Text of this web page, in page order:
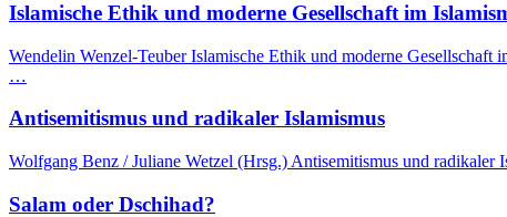
Islamische Ethik und moderne Gesellschaft im
Wendelin Wenzel-Teuber Islamische Ethik und moderne
…
Antisemitismus und radikaler Islamismus
Wolfgang Benz / Juliane Wetzel (Hrsg.) Antisemitismus und
Salam oder Dschihad?